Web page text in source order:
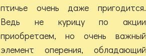
птичье очень даже пригодится.
Ведь не курицу по акции
приобретаем, но очень важный
элемент оперения, обладающий